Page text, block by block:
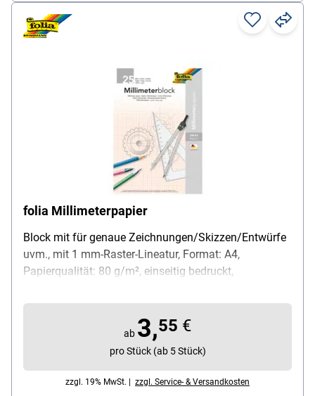
folia Millimeterpapier
Block mit für genaue Zeichnungen/Skizzen/Entwürfe
uvm., mit 1 mm-Raster-Lineatur, Format: A4,
Papierqualität: 80 g/m², einseitig bedruckt,
Block: 25 Blatt
ab 3,55 €
pro Stück (ab 5 Stück)
zzgl. 19% MwSt. | zzgl. Service- & Versandkosten